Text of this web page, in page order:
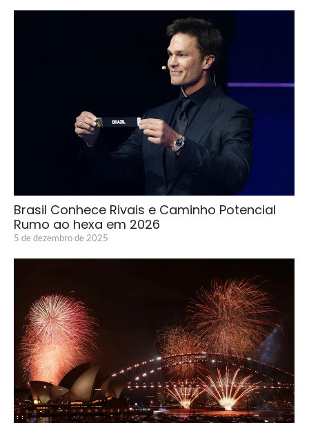
Brasil Conhece Rivais e Caminho Potencial
Rumo ao hexa em 2026
5 de dezembro de 2025